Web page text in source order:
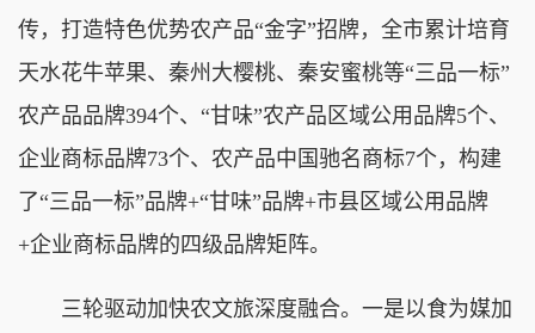
传，打造特色优势农产品“金字”招牌，全市累计培育
天水花牛苹果、秦州大樱桃、秦安蜜桃等“三品一标”
农产品品牌394个、“甘味”农产品区域公用品牌5个、
企业商标品牌73个、农产品中国驰名商标7个，构建
了“三品一标”品牌+“甘味”品牌+市县区域公用品牌
+企业商标品牌的四级品牌矩阵。
三轮驱动加快农文旅深度融合。一是以食为媒加